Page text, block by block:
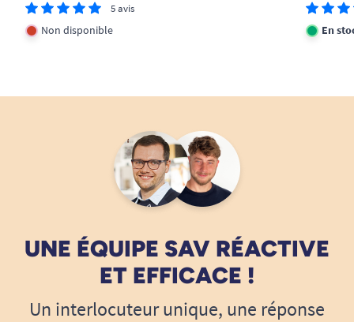
5 avis
Non disponible En
UNE ÉQUIPE SAV RÉACTIVE
ET EFFICACE !
Un interlocuteur unique, une réponse